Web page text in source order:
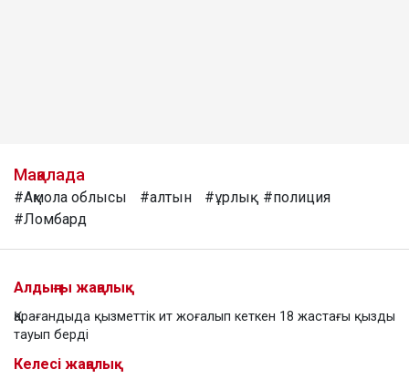
Мақалада
#Ақмола облысы #алтын #ұрлық
#полиция
#Ломбард
Алдыңғы жаңалық
Қарағандыда қызметтік ит жоғалып кеткен 18 жастағы қызды
тауып берді
Келесі жаңалық